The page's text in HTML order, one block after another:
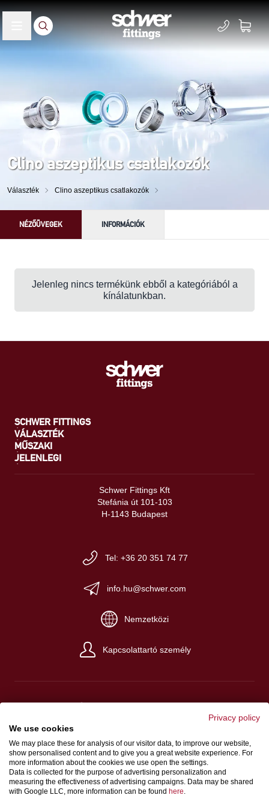
Clino aszeptikus csatlakozók
Választék Clino aszeptikus csatlakozók
NÉZŐÜVEGEK INFORMÁCIÓK
Jelenleg nincs termékünk ebből a kategóriából a
kínálatunkban.
SCHWER FITTINGS
VÁLASZTÉK
MŰSZAKI
JELENLEGI
Schwer Fittings Kft
Stefánia út 101-103
H-1143 Budapest
Tel: +36 20 351 74 77
info.hu@schwer.com
Nemzetközi
Kapcsolattartó személy
ÁSZF
Adatvédelem
Privacy policy
We use cookies
We may place these for analysis of our visitor data, to improve our website,
show personalised content and to give you a great website experience. For
more information about the cookies we use open the settings.
Data is collected for the purpose of advertising personalization and
measuring the effectiveness of advertising campaigns. Data may be shared
with Google LLC, more information can be found here.